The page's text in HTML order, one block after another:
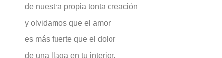
de nuestra propia tonta creación
y olvidamos que el amor
es más fuerte que el dolor
de una llaga en tu interior.